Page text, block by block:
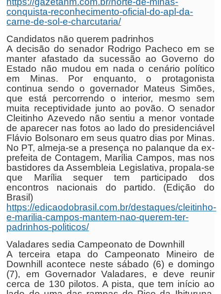
conquista-reconhecimento-oficial-do-apl-da-
carne-de-sol-e-charcutaria/
Candidatos não querem padrinhos
A decisão do senador Rodrigo Pacheco em se
manter afastado da sucessão ao Governo do
Estado não mudou em nada o cenário político
em Minas. Por enquanto, o protagonista
continua sendo o governador Mateus Simões,
que está percorrendo o interior, mesmo sem
muita receptividade junto ao povão. O senador
Cleitinho Azevedo não sentiu a menor vontade
de aparecer nas fotos ao lado do presidenciável
Flávio Bolsonaro em seus quatro dias por Minas.
No PT, almeja-se a presença no palanque da ex-
prefeita de Contagem, Marília Campos, mas nos
bastidores da Assembleia Legislativa, propala-se
que Marília sequer tem participado dos
encontros nacionais do partido. (Edição do
Brasil)
https://edicaodobrasil.com.br/destaques/cleitinho-
e-marilia-campos-mantem-nao-querem-ter-
padrinhos-politicos/
Valadares sedia Campeonato de Downhill
A terceira etapa do Campeonato Mineiro de
Downhill acontece neste sábado (6) e domingo
(7), em Governador Valadares, e deve reunir
cerca de 130 pilotos. A pista, que tem início ao